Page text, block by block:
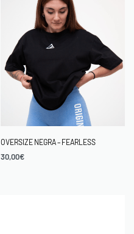
OVERSIZE NEGRA – FEARLESS
30,00€